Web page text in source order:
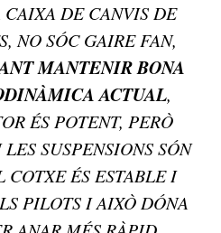
DE CANVIS DE
NO SÓC GAIRE FAN,
MANTENIR BONA
ACTUAL,
ÉS POTENT, PERÒ
SUSPENSIONS SÓN
COTXE ÉS ESTABLE I
PILOTS I AIXÒ DÓNA